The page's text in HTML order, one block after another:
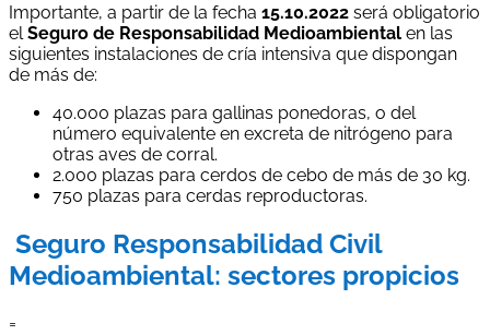
Importante, a partir de la fecha 15.10.2022 será obligatorio
elSeguro de Responsabilidad Medioambiental en las
siguientes instalaciones de cría intensiva que dispongan
de más de:
40.000 plazas para gallinas ponedoras, o del
número equivalente en excreta de nitrógeno para
otras aves de corral.
2.000 plazas para cerdos de cebo de más de 30 kg.
750 plazas para cerdas reproductoras.
Seguro Responsabilidad Civil
Medioambiental: sectores propicios
=